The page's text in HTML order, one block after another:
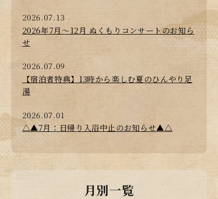
2026.07.13
2026年7月～12月 ぬくもりコンサートのお知ら
せ
2026.07.09
【宿泊者特典】13時から楽しむ夏のひんやり足
湯
2026.07.01
△▲7月：日帰り入浴中止のお知らせ▲△
月別一覧